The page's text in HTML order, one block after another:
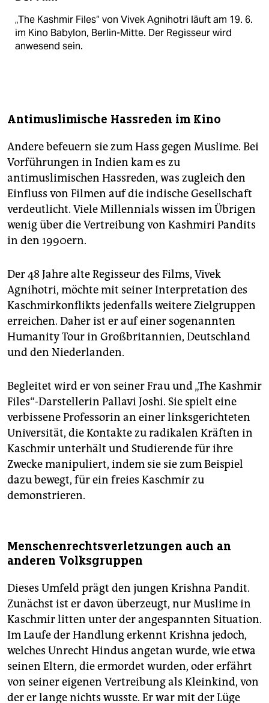
„The Kashmir Files“ von Vivek Agnihotri läuft am 19. 6.
im Kino Babylon, Berlin-Mitte. Der Regisseur wird
anwesend sein.
Antimuslimische Hassreden im Kino
Andere befeuern sie zum Hass gegen Muslime. Bei
Vorführungen in Indien kam es zu
antimuslimischen Hassreden, was zugleich den
Einfluss von Filmen auf die indische Gesellschaft
verdeutlicht. Viele Mil­len­nials wissen im Übrigen
wenig über die Vertreibung von Kashmiri Pandits
in den 1990ern.
Der 48 Jahre alte Regisseur des Films, Vivek
Agnihotri, möchte mit seiner Interpretation des
Kaschmirkonflikts jedenfalls weitere Zielgruppen
erreichen. Daher ist er auf einer sogenannten
Humanity Tour in Großbritannien, Deutschland
und den Niederlanden.
Begleitet wird er von seiner Frau und „The Kashmir
Files“-Darstellerin Pallavi Joshi. Sie spielt eine
verbissene Professorin an einer linksgerichteten
Universität, die Kontakte zu radikalen Kräften in
Kaschmir unterhält und Studierende für ihre
Zwecke manipuliert, indem sie sie zum Beispiel
dazu bewegt, für ein freies Kaschmir zu
demonstrieren.
Menschenrechtsverletzungen auch an
anderen Volksgruppen
Dieses Umfeld prägt den jungen Krishna Pandit.
Zunächst ist er davon überzeugt, nur Muslime in
Kaschmir litten unter der angespannten Situation.
Im Laufe der Handlung erkennt Krishna jedoch,
welches Unrecht Hindus angetan wurde, wie etwa
seinen Eltern, die ermordet wurden, oder erfährt
von seiner eigenen Vertreibung als Kleinkind, von
der er lange nichts wusste. Er war mit der Lüge